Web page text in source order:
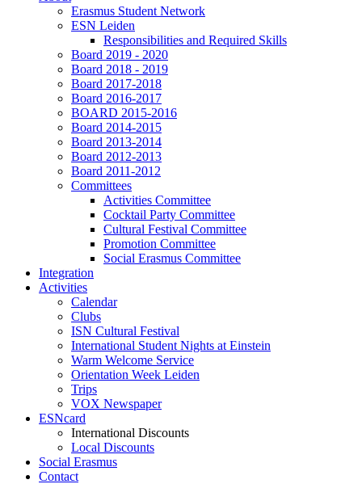
Erasmus Student Network
ESN Leiden
Responsibilities and Required Skills
Board 2019 - 2020
Board 2018 - 2019
Board 2017-2018
Board 2016-2017
BOARD 2015-2016
Board 2014-2015
Board 2013-2014
Board 2012-2013
Board 2011-2012
Committees
Activities Committee
Cocktail Party Committee
Cultural Festival Committee
Promotion Committee
Social Erasmus Committee
Integration
Activities
Calendar
Clubs
ISN Cultural Festival
International Student Nights at Einstein
Warm Welcome Service
Orientation Week Leiden
Trips
VOX Newspaper
ESNcard
International Discounts
Local Discounts
Social Erasmus
Contact